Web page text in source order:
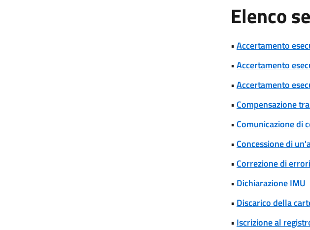
Elenco
•Accertamento
•Accertamento
•Accertamento
• Compensazione
• Comunicazione di
• Concessione di
• Correzione di
• Dichiarazione IMU
• Discarico della
• Iscrizione al